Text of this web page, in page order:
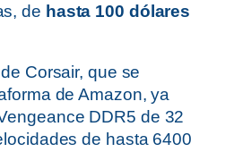
de hasta 100 dólares
Corsair, que se
de Amazon, ya
DDR5 de 32
de hasta 6400